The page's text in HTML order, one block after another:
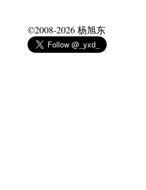
©2008-2026杨旭东